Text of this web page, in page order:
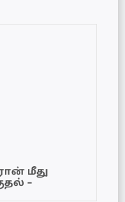
மீது
–